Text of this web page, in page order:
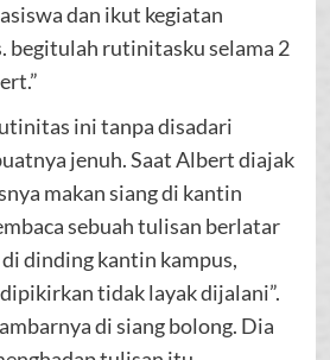
dan ikut kegiatan
begitulah rutinitasku selama 2
ini tanpa disadari
jenuh. Saat Albert diajak
makan siang di kantin
sebuah tulisan berlatar
dinding kantin kampus,
tidak layak dijalani”.
di siang bolong. Dia